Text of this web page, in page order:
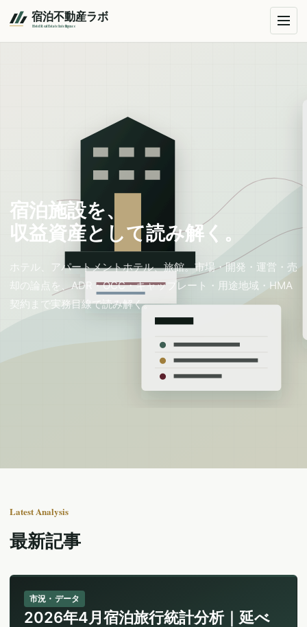
宿泊施設を、
収益資産として読み解く。
ホテル、アパートメントホテル、旅館。市場・開発・運営・売
却の論点を、ADR・OCC・キャップレート・用途地域・HMA
契約まで実務目線で読み解く。
Latest Analysis
最新記事
市況・データ
2026年4月宿泊旅行統計分析｜延べ